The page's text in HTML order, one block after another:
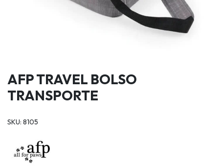
AFP TRAVEL BOLSO
TRANSPORTE
SKU: 8105